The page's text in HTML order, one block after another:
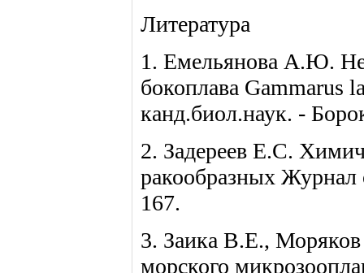
Литература
1. Емельянова А.Ю.
бокоплава Gammarus
канд.биол.наук. -
2. Задереев Е.С.
ракообразных
167.
3. Заика В.Е.,
морского